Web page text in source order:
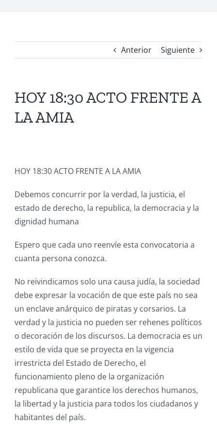
Anterior Siguiente
HOY 18:30 ACTO FRENTE A
LA AMIA
HOY 18:30 ACTO FRENTE A LA AMIA
Debemos concurrir por la verdad, la justicia, el
estado de derecho, la republica, la democracia y la
dignidad humana
Espero que cada uno reenvíe esta convocatoria a
cuanta persona conozca.
No reivindicamos solo una causa judía, la sociedad
debe expresar la vocación de que este país no sea
un enclave anárquico de piratas y corsarios. La
verdad y la justicia no pueden ser rehenes políticos
o decoración de los discursos. La democracia es un
estilo de vida que se proyecta en la vigencia
irrestricta del Estado de Derecho, el
funcionamiento pleno de la organización
republicana que garantice los derechos humanos,
la libertad y la justicia para todos los ciudadanos y
habitantes del país.